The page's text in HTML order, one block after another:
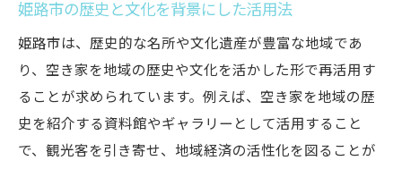
姫路市の歴史と文化を背景にした活用法
姫路市は、歴史的な名所や文化遺産が豊富な地域であ
り、空き家を地域の歴史や文化を活かした形で再活用す
ることが求められています。例えば、空き家を地域の歴
史を紹介する資料館やギャラリーとして活用すること
で、観光客を引き寄せ、地域経済の活性化を図ることが